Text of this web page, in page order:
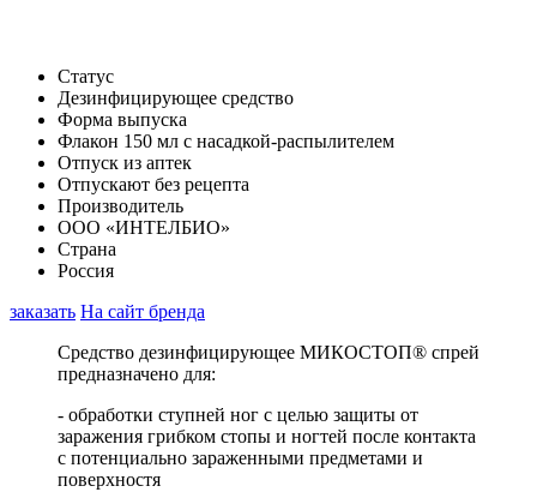
Статус
Дезинфицирующее средство
Форма выпуска
Флакон 150 мл с насадкой-распылителем
Отпуск из аптек
Отпускают без рецепта
Производитель
ООО «ИНТЕЛБИО»
Страна
Россия
заказать На сайт бренда
Средство дезинфицирующее МИКОСТОП® спрей
предназначено для:
- обработки ступней ног с целью защиты от
заражения грибком стопы и ногтей после контакта
с потенциально зараженными предметами и
поверхностя